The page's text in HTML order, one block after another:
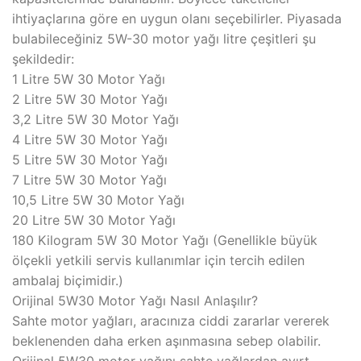
ihtiyaçlarına göre en uygun olanı seçebilirler. Piyasada
bulabileceğiniz 5W-30 motor yağı litre çeşitleri şu
şekildedir:
1 Litre 5W 30 Motor Yağı
2 Litre 5W 30 Motor Yağı
3,2 Litre 5W 30 Motor Yağı
4 Litre 5W 30 Motor Yağı
5 Litre 5W 30 Motor Yağı
7 Litre 5W 30 Motor Yağı
10,5 Litre 5W 30 Motor Yağı
20 Litre 5W 30 Motor Yağı
180 Kilogram 5W 30 Motor Yağı (Genellikle büyük
ölçekli yetkili servis kullanımlar için tercih edilen
ambalaj biçimidir.)
Orijinal 5W30 Motor Yağı Nasıl Anlaşılır?
Sahte motor yağları, aracınıza ciddi zararlar vererek
beklenenden daha erken aşınmasına sebep olabilir.